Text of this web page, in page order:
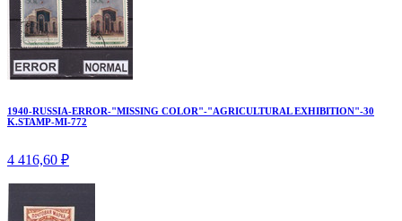
1940-RUSSIA-ERROR-"MISSING COLOR"-"AGRICULTURAL EXHIBITION"-30
K.STAMP-MI-772
4 416,60 ₽